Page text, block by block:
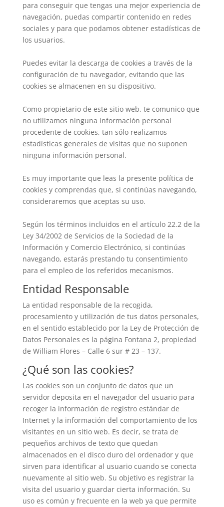
para conseguir que tengas una mejor experiencia de
navegación, puedas compartir contenido en redes
sociales y para que podamos obtener estadísticas de
los usuarios.
Puedes evitar la descarga de cookies a través de la
configuración de tu navegador, evitando que las
cookies se almacenen en su dispositivo.
Como propietario de este sitio web, te comunico que
no utilizamos ninguna información personal
procedente de cookies, tan sólo realizamos
estadísticas generales de visitas que no suponen
ninguna información personal.
Es muy importante que leas la presente política de
cookies y comprendas que, si continúas navegando,
consideraremos que aceptas su uso.
Según los términos incluidos en el artículo 22.2 de la
Ley 34/2002 de Servicios de la Sociedad de la
Información y Comercio Electrónico, si continúas
navegando, estarás prestando tu consentimiento
para el empleo de los referidos mecanismos.
Entidad Responsable
La entidad responsable de la recogida,
procesamiento y utilización de tus datos personales,
en el sentido establecido por la Ley de Protección de
Datos Personales es la página Fontana 2, propiedad
de William Flores – Calle 6 sur # 23 – 137.
¿Qué son las cookies?
Las cookies son un conjunto de datos que un
servidor deposita en el navegador del usuario para
recoger la información de registro estándar de
Internet y la información del comportamiento de los
visitantes en un sitio web. Es decir, se trata de
pequeños archivos de texto que quedan
almacenados en el disco duro del ordenador y que
sirven para identificar al usuario cuando se conecta
nuevamente al sitio web. Su objetivo es registrar la
visita del usuario y guardar cierta información. Su
uso es común y frecuente en la web ya que permite